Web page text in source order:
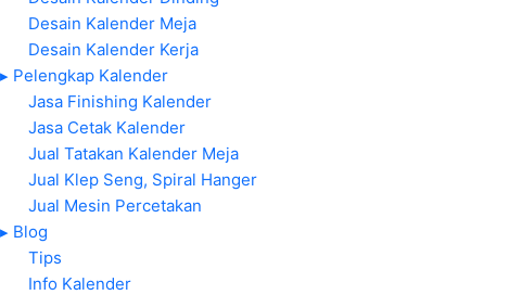
Desain Kalender Meja
Desain Kalender Kerja
▸ Pelengkap Kalender
Jasa Finishing Kalender
Jasa Cetak Kalender
Jual Tatakan Kalender Meja
Jual Klep Seng, Spiral Hanger
Jual Mesin Percetakan
▸ Blog
Tips
Info Kalender